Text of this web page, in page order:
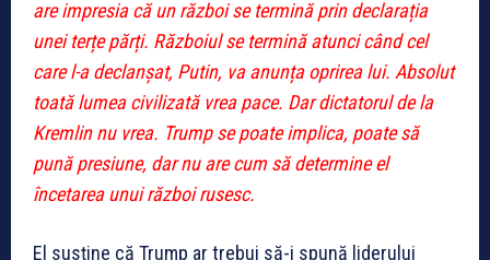
are impresia că un război se termină prin declarația
unei terțe părți. Războiul se termină atunci când cel
care l-a declanșat, Putin, va anunța oprirea lui. Absolut
toată lumea civilizată vrea pace. Dar dictatorul de la
Kremlin nu vrea. Trump se poate implica, poate să
pună presiune, dar nu are cum să determine el
încetarea unui război rusesc.
El susține că Trump ar trebui să-i spună liderului